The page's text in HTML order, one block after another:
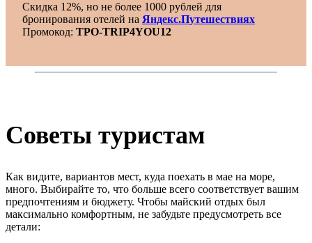
Скидка 12%, но не более 1000 рублей для
бронирования отелей на Яндекс.Путешествиях
Промокод: TPO-TRIP4YOU12
Советы туристам
Как видите, вариантов мест, куда поехать в мае на море,
много. Выбирайте то, что больше всего соответствует вашим
предпочтениям и бюджету. Чтобы майский отдых был
максимально комфортным, не забудьте предусмотреть все
детали: